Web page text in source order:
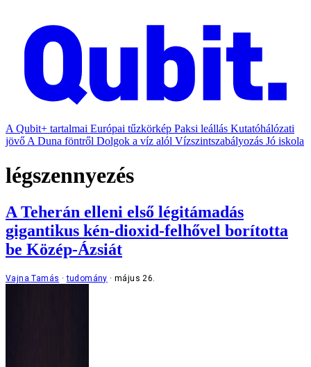
A Qubit+ tartalmai Európai tűzkörkép Paksi leállás Kutatóhálózati
jövő A Duna föntről Dolgok a víz alól Vízszintszabályozás Jó iskola
légszennyezés
A Teherán elleni első légitámadás
gigantikus kén-dioxid-felhővel borította
be Közép-Ázsiát
Vajna Tamás tudomány május 26.